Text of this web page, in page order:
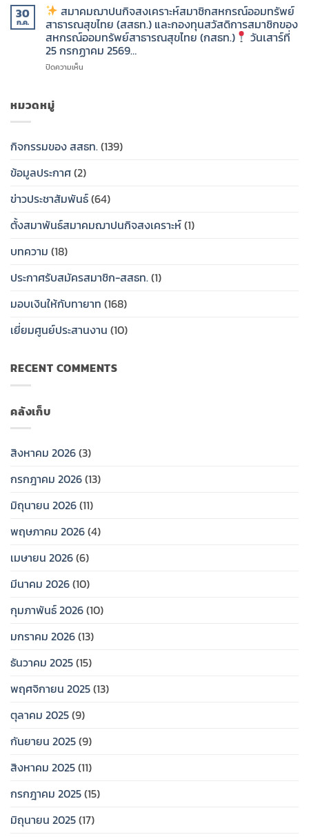
เสาร์
ที่
1
สิงหาคม
ออม
ทรัพย์
สาธารณสุข
ไทย
กรกฎาคม
รัก”
สมาคม
ฌาปนกิจ
(สสธท.)
ศูนย์
งาน
สหกรณ์
ทรัพย์
สงเคราะห์
ให้
กับ
“เพิ่ม
คุณค่า
แห่ง
ชีวิต
เพื่อ
สงเคราะห์
สหกรณ์
ทรัพย์
สาธารณสุข
(สสธท.)
งาน
ออม
ป้าย
ครอบครัว
30
ก.ค.
สมาคมฌาปนกิจสงเคราะห์สมาชิกสหกรณ์ออมทรัพย์
สาธารณสุขไทย (สสธท.) และกองทุนสวัสดิการสมาชิกของ
สหกรณ์ออมทรัพย์สาธารณสุขไทย (กสธท.) วันเสาร์ที่
25 กรกฏาคม 2569…
ปิดความเห็น
ออม
สาธารณสุข
(สสธท.)
และ
สวัสดิการ
ออม
สาธารณสุข
ที่
หมวดหมู่
กิจกรรมของ สสธท.(139)
ข้อมูลประกาศ(2)
ข่าวประชาสัมพันธ์(64)
ตั้งสมาพันธ์สมาคมฌาปนกิจสงเคราะห์(1)
บทความ (18)
ประกาศรับสมัครสมาชิก-สสธท.(1)
มอบเงินให้กับทายาท (168)
เยี่ยมศูนย์ประสานงาน (10)
RECENT COMMENTS
คลังเก็บ
สิงหาคม 2026(3)
กรกฎาคม 2026(13)
มิถุนายน 2026(11)
พฤษภาคม 2026(4)
เมษายน 2026(6)
มีนาคม 2026(10)
กุมภาพันธ์ 2026(10)
มกราคม 2026(13)
ธันวาคม 2025(15)
พฤศจิกายน 2025(13)
ตุลาคม 2025(9)
กันยายน 2025(9)
สิงหาคม 2025(11)
กรกฎาคม 2025(15)
มิถุนายน 2025(17)